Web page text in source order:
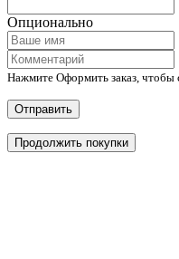
Опционально
Нажмите Оформить заказ, чтобы
Отправить
Продолжить покупки